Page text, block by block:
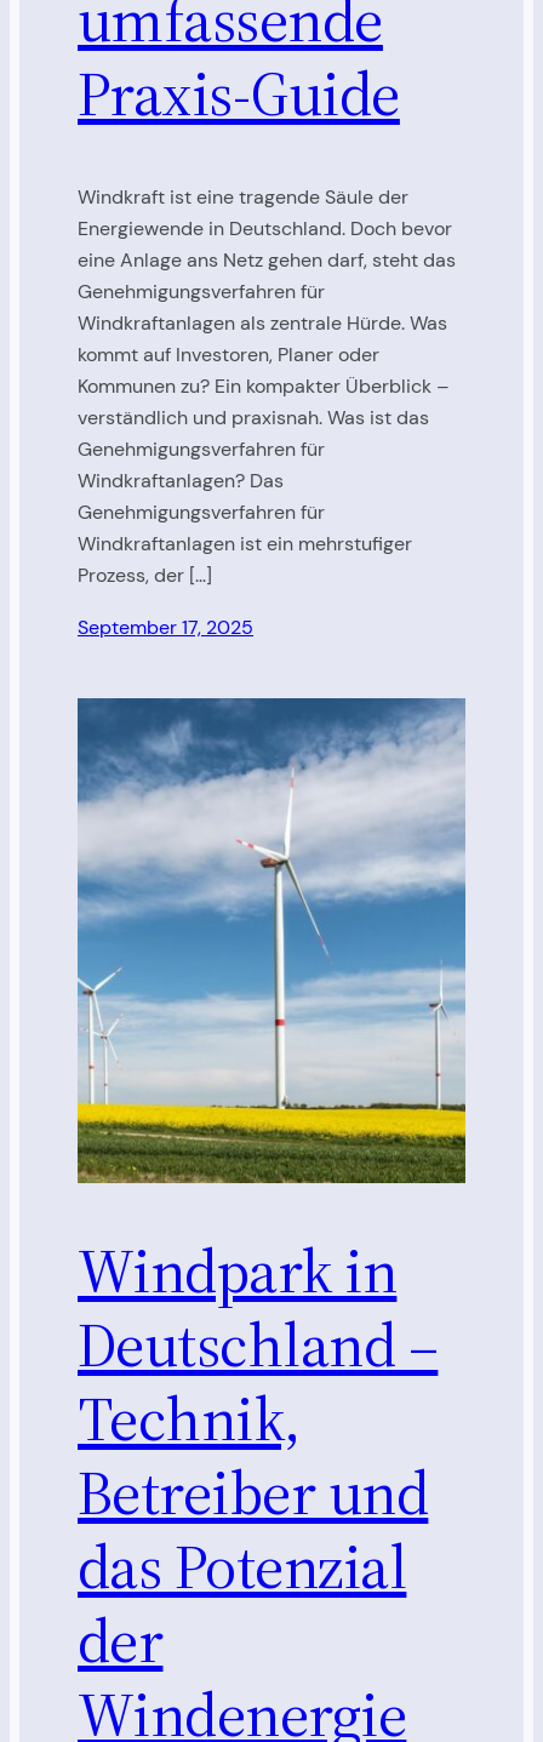
umfassende
Praxis-Guide
Windkraft ist eine tragende Säule der
Energiewende in Deutschland. Doch bevor
eine Anlage ans Netz gehen darf, steht das
Genehmigungsverfahren für
Windkraftanlagen als zentrale Hürde. Was
kommt auf Investoren, Planer oder
Kommunen zu? Ein kompakter Überblick –
verständlich und praxisnah. Was ist das
Genehmigungsverfahren für
Windkraftanlagen? Das
Genehmigungsverfahren für
Windkraftanlagen ist ein mehrstufiger
Prozess, der […]
September 17, 2025
Windpark in
Deutschland –
Technik,
Betreiber und
das Potenzial
der
Windenergie